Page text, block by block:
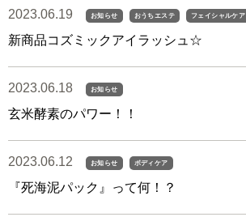
2023.06.19 お知らせ おうちエステ フェイシャルケア
新商品コズミックアイラッシュ☆
2023.06.18 お知らせ
玄米酵素のパワー！！
2023.06.12 お知らせ ボディケア
『死海泥パック』って何！？